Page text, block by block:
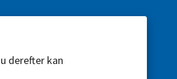
derefter kan